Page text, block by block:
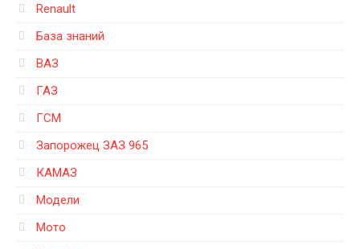
Renault
База знаний
ВАЗ
ГАЗ
ГСМ
Запорожец ЗАЗ 965
КАМАЗ
Модели
Мото